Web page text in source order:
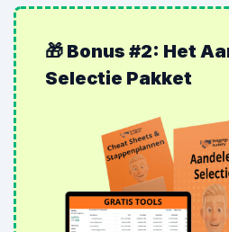
🎁 Bonus #2: Het
Selectie Pakket